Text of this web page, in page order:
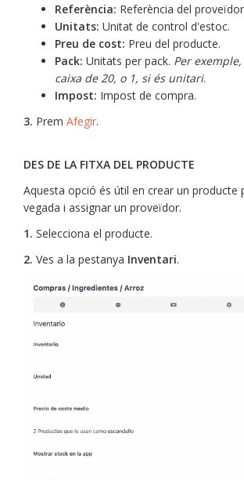
Referència: Referència del
Unitats: Unitat de control d'estoc.
Preu de cost: Preu del producte.
Pack: Unitats per pack. Per
caixa de 20, o 1, si és unitari.
Impost: Impost de compra.
3. Prem Afegir.
DES DE LA FITXA DEL PRODUCTE
Aquesta opció és útil en crear un producte
vegada i assignar un proveïdor.
1. Selecciona el producte.
2. Ves a la pestanya Inventari.